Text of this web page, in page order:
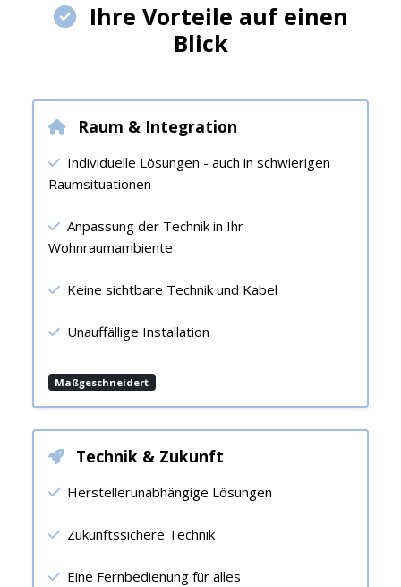
Ihre Vorteile auf einen
Blick
Raum & Integration
Individuelle Lösungen - auch in schwierigen
Raumsituationen
Anpassung der Technik in Ihr
Wohnraumambiente
Keine sichtbare Technik und Kabel
Unauffällige Installation
Maßgeschneidert
Technik & Zukunft
Herstellerunabhängige Lösungen
Zukunftssichere Technik
Eine Fernbedienung für alles